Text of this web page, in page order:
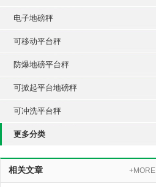
电子地磅秤
可移动平台秤
防爆地磅平台秤
可掀起平台地磅秤
可冲洗平台秤
更多分类
相关文章 +MORE